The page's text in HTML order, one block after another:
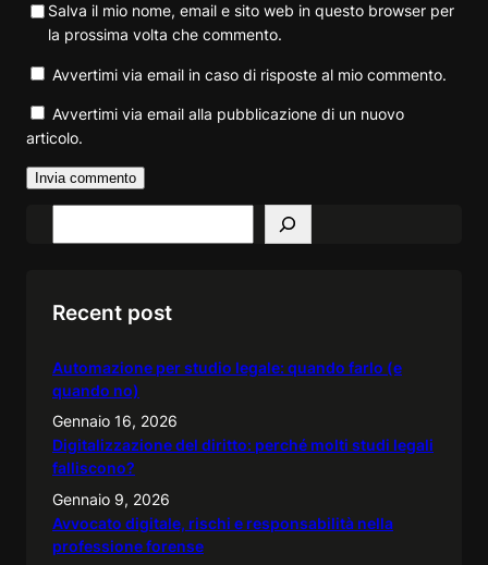
Salva il mio nome, email e sito web in questo browser per
la prossima volta che commento.
Avvertimi via email in caso di risposte al mio commento.
Avvertimi via email alla pubblicazione di un nuovo
articolo.
e
c
Recent post
Automazione per studio legale: quando farlo (e
quando no)
Gennaio 16, 2026
Digitalizzazione del diritto: perché molti studi legali
falliscono?
Gennaio 9, 2026
Avvocato digitale, rischi e responsabilità nella
professione forense